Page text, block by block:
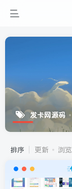
发卡网源码
排序 更新 浏览